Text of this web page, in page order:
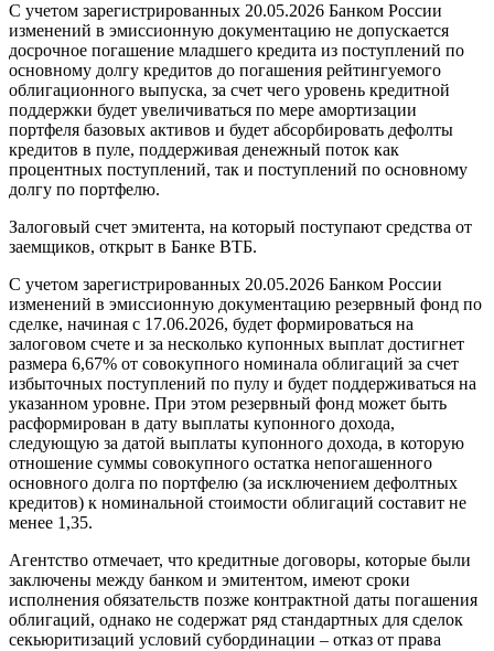
С учетом зарегистрированных 20.05.2026 Банком России
изменений в эмиссионную документацию не допускается
досрочное погашение младшего кредита из поступлений по
основному долгу кредитов до погашения рейтингуемого
облигационного выпуска, за счет чего уровень кредитной
поддержки будет увеличиваться по мере амортизации
портфеля базовых активов и будет абсорбировать дефолты
кредитов в пуле, поддерживая денежный поток как
процентных поступлений, так и поступлений по основному
долгу по портфелю.
Залоговый счет эмитента, на который поступают средства от
заемщиков, открыт в Банке ВТБ.
С учетом зарегистрированных 20.05.2026 Банком России
изменений в эмиссионную документацию резервный фонд по
сделке, начиная с 17.06.2026, будет формироваться на
залоговом счете и за несколько купонных выплат достигнет
размера 6,67% от совокупного номинала облигаций за счет
избыточных поступлений по пулу и будет поддерживаться на
указанном уровне. При этом резервный фонд может быть
расформирован в дату выплаты купонного дохода,
следующую за датой выплаты купонного дохода, в которую
отношение суммы совокупного остатка непогашенного
основного долга по портфелю (за исключением дефолтных
кредитов) к номинальной стоимости облигаций составит не
менее 1,35.
Агентство отмечает, что кредитные договоры, которые были
заключены между банком и эмитентом, имеют сроки
исполнения обязательств позже контрактной даты погашения
облигаций, однако не содержат ряд стандартных для сделок
секьюритизаций условий субординации – отказ от права